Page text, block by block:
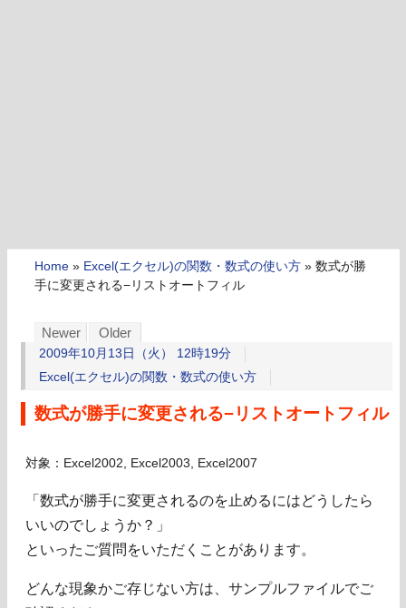
Home » Excel(エクセル)の関数・数式の使い方 » 数式が勝
手に変更される−リストオートフィル
Newer Older
2009年10月13日（火） 12時19分
Excel(エクセル)の関数・数式の使い方
数式が勝手に変更される−リストオートフィル
対象：Excel2002, Excel2003, Excel2007
「数式が勝手に変更されるのを止めるにはどうしたら
いいのでしょうか？」
といったご質問をいただくことがあります。
どんな現象かご存じない方は、サンプルファイルでご